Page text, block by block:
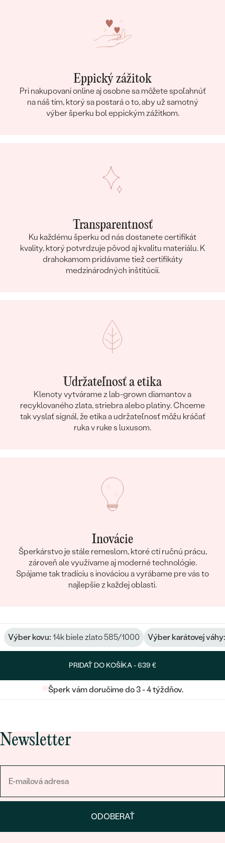
Eppický zážitok
Pri nakupovaní online aj osobne sa môžete spoľahnúť
na náš tím, ktorý sa postará o to, aby už samotný
výber šperku bol eppickým zážitkom.
Transparentnosť
Ku každému šperku od nás dostanete certifikát
kvality, ktorý potvrdzuje pôvod aj kvalitu materiálu. K
drahokamom pridávame tiež certifikáty
medzinárodných inštitúcií.
Udržateľnosť a etika
Klenoty vytvárame z lab-grown diamantov a
recyklovaného zlata, striebra alebo platiny. Chceme
tak vyslať signál, že etika a udržateľnosť môžu kráčať
ruka v ruke s luxusom.
Inovácie
Šperkárstvo je stále remeslom, ktoré ctí ručnú prácu,
zároveň ale využívame aj moderné technológie.
Spájame tak tradíciu s inováciou a vyrábame pre vás to
najlepšie z každej oblasti.
Výber kovu: 14k biele zlato 585/1000 Výber karátovej váhy:
PRIDAŤ DO KOŠÍKA -639 €
Šperk vám doručíme do 3 - 4 týždňov.
Newsletter
ODOBERAŤ